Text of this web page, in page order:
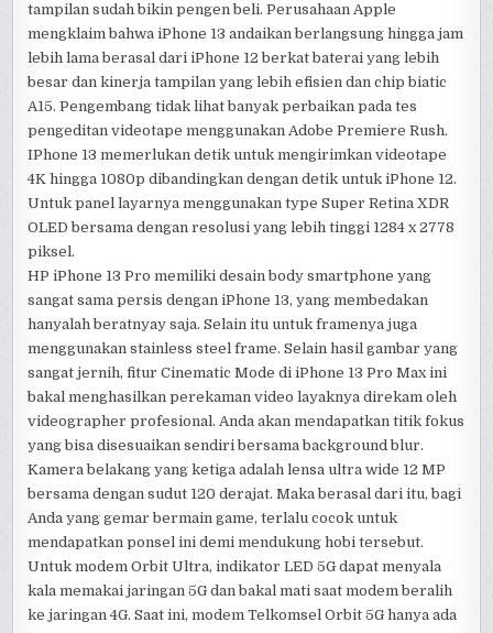
tampilan sudah bikin pengen beli. Perusahaan Apple
mengklaim bahwa iPhone 13 andaikan berlangsung hingga jam
lebih lama berasal dari iPhone 12 berkat baterai yang lebih
besar dan kinerja tampilan yang lebih efisien dan chip biatic
A15. Pengembang tidak lihat banyak perbaikan pada tes
pengeditan videotape menggunakan Adobe Premiere Rush.
IPhone 13 memerlukan detik untuk mengirimkan videotape
4K hingga 1080p dibandingkan dengan detik untuk iPhone 12.
Untuk panel layarnya menggunakan type Super Retina XDR
OLED bersama dengan resolusi yang lebih tinggi 1284 x 2778
piksel.
HP iPhone 13 Pro memiliki desain body smartphone yang
sangat sama persis dengan iPhone 13, yang membedakan
hanyalah beratnyay saja. Selain itu untuk framenya juga
menggunakan stainless steel frame. Selain hasil gambar yang
sangat jernih, fitur Cinematic Mode di iPhone 13 Pro Max ini
bakal menghasilkan perekaman video layaknya direkam oleh
videographer profesional. Anda akan mendapatkan titik fokus
yang bisa disesuaikan sendiri bersama background blur.
Kamera belakang yang ketiga adalah lensa ultra wide 12 MP
bersama dengan sudut 120 derajat. Maka berasal dari itu, bagi
Anda yang gemar bermain game, terlalu cocok untuk
mendapatkan ponsel ini demi mendukung hobi tersebut.
Untuk modem Orbit Ultra, indikator LED 5G dapat menyala
kala memakai jaringan 5G dan bakal mati saat modem beralih
ke jaringan 4G. Saat ini, modem Telkomsel Orbit 5G hanya ada